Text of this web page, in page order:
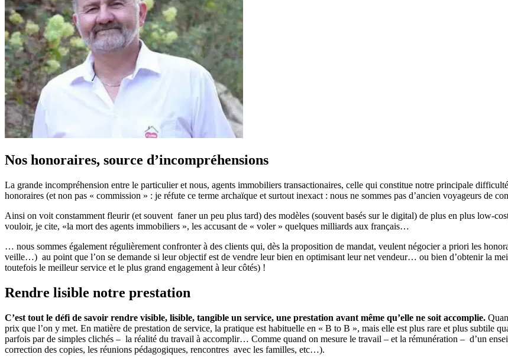
Nos honoraires, source d’incompréhensions
La grande incompréhension entre le particulier et nous, agents immobiliers transactionaires, celle qui constitue notre principale
honoraires (et non pas « commission » : je réfute ce terme archaïque et surtout inexact : nous ne sommes pas d’ancien voyageurs de
Ainsi on voit constamment fleurir (et souvent faner un peu plus tard) des modèles (souvent basés sur le digital) de plus en plus low-
vouloir, je cite, «la mort des agents immobiliers », les accusant de « voler » quelques milliards aux français…
… nous sommes également régulièrement confronter à des clients qui, dès la proposition de mandat, veulent négocier a priori les
veille…) au point que l’on se demande si leur objectif est de vendre leur bien en optimisant leur net vendeur… ou bien d’obtenir la
toutefois le meilleur service et le plus grand engagement à leur côtés) !
Rendre lisible notre prestation
C’est tout le défi de savoir rendre visible, lisible, tangible un service, une prestation avant même qu’elle ne soit accomplie.
prix que l’on y met. En matière de prestation de service, la pratique est habituelle en « B to B », mais elle est plus rare et plus subtile
parfois par de simples clichés – la réalité du travail à accomplir… Comme quand on mesure le travail – et la rémunération – d’un
correction des copies, les réunions pédagogiques, rencontres avec les familles, etc…).